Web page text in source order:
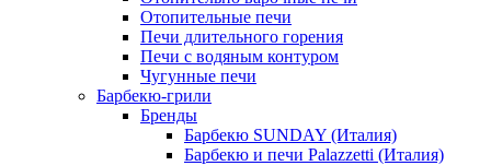
Отопительные печи
Печи длительного горения
Печи с водяным контуром
Чугунные печи
Барбекю-грили
Бренды
Барбекю SUNDAY (Италия)
Барбекю и печи Palazzetti (Италия)